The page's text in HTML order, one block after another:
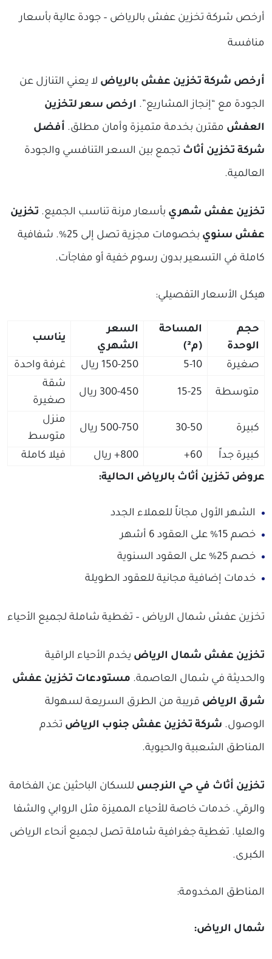
أرخص شركة تخزين عفش بالرياض – جودة عالية بأسعار
منافسة
أرخص شركة تخزين عفش بالرياض لا يعني التنازل عن
الجودة مع “إنجاز المشاريع”. ارخص سعر لتخزين
العفش مقترن بخدمة متميزة وأمان مطلق. أفضل
شركة تخزين أثاث تجمع بين السعر التنافسي والجودة
العالمية.
تخزين عفش شهري بأسعار مرنة تناسب الجميع. تخزين
عفش سنوي
بخصومات مجزية تصل إلى 25%. شفافية
كاملة في التسعير بدون رسوم خفية أو مفاجآت.
هيكل الأسعار التفصيلي:
حجم
الوحدة
المساحة
(م²)
السعر
الشهري
يناسب
صغيرة 5-10 150-250 ريال غرفة واحدة
متوسطة 15-25 300-450 ريال
شقة
صغيرة
كبيرة 30-50 500-750 ريال
منزل
متوسط
كبيرة جداً
60+ 800+ ريال
فيلا كاملة
عروض تخزين أثاث بالرياض الحالية:
الشهر الأول مجاناً للعملاء الجدد
خصم 15% على العقود 6 أشهر
خصم 25% على العقود السنوية
خدمات إضافية مجانية للعقود الطويلة
تخزين عفش شمال الرياض – تغطية شاملة لجميع الأحياء
تخزين عفش شمال الرياض يخدم الأحياء الراقية
والحديثة في شمال العاصمة. مستودعات تخزين عفش
شرق الرياض قريبة من الطرق السريعة لسهولة
الوصول. شركة تخزين عفش جنوب الرياض تخدم
المناطق الشعبية والحيوية.
تخزين أثاث في حي النرجس للسكان الباحثين عن الفخامة
والرقي. خدمات خاصة للأحياء المميزة مثل الروابي والشفا
والعليا. تغطية جغرافية شاملة تصل لجميع أنحاء الرياض
الكبرى.
المناطق المخدومة:
شمال الرياض: